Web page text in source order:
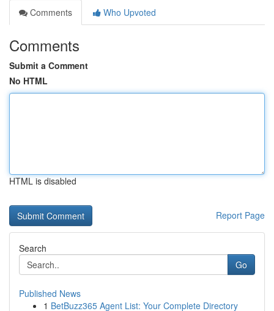
Comments
Who Upvoted
Comments
Submit a Comment
No HTML
HTML is disabled
Report Page
Search
Go
Published News
1 BetBuzz365 Agent List: Your Complete Directory